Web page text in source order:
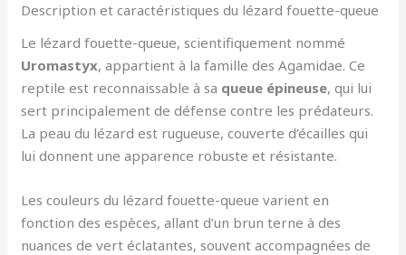
Description et caractéristiques du lézard fouette-queue
Le lézard fouette-queue, scientifiquement nommé
Uromastyx, appartient à la famille des Agamidae. Ce
reptile est reconnaissable à sa queue épineuse, qui lui
sert principalement de défense contre les prédateurs.
La peau du lézard est rugueuse, couverte d’écailles qui
lui donnent une apparence robuste et résistante.
Les couleurs du lézard fouette-queue varient en
fonction des espèces, allant d’un brun terne à des
nuances de vert éclatantes, souvent accompagnées de